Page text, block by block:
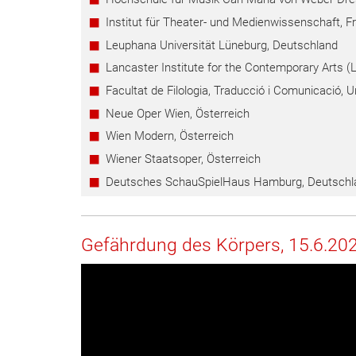
Institut für Theater- und Medienwissenschaft,
Leuphana Universität Lüneburg, Deutschland
Lancaster Institute for the Contemporary Arts
Facultat de Filologia, Traducció i Comunicació,
Neue Oper Wien, Österreich
Wien Modern, Österreich
Wiener Staatsoper, Österreich
Deutsches SchauSpielHaus Hamburg,
Gefährdung des Körpers,